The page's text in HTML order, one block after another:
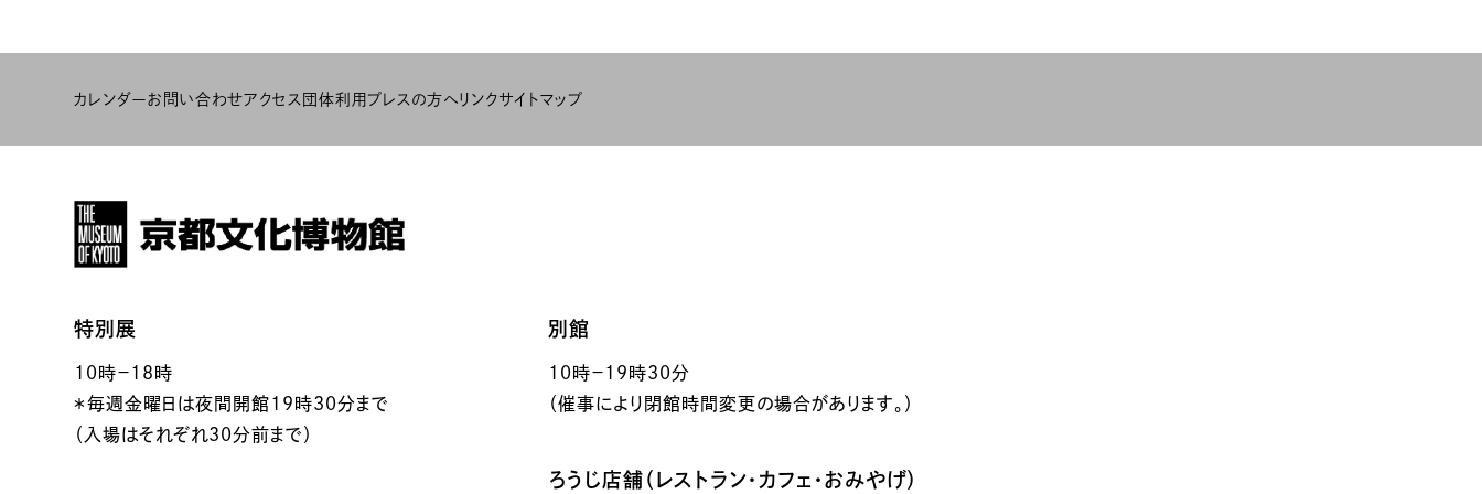
カレンダーお問い合わせアクセス 団体利用 プレスの方へリンクサイトマップ
特別展
10時－18時
＊毎週金曜日は夜間開館19時30分まで
（入場はそれぞれ30分前まで）
別館
10時－19時30分
（催事により閉館時間変更の場合があります。）
ろうじ店舗（レストラン・カフェ・おみやげ）